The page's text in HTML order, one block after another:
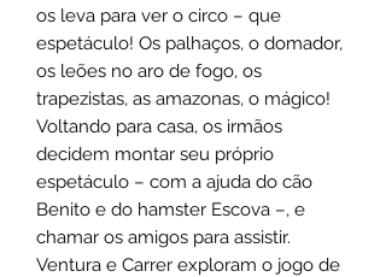
os leva para ver o circo – que
espetáculo! Os palhaços, o domador,
os leões no aro de fogo, os
trapezistas, as amazonas, o mágico!
Voltando para casa, os irmãos
decidem montar seu próprio
espetáculo – com a ajuda do cão
Benito e do hamster Escova –, e
chamar os amigos para assistir.
Ventura e Carrer exploram o jogo de